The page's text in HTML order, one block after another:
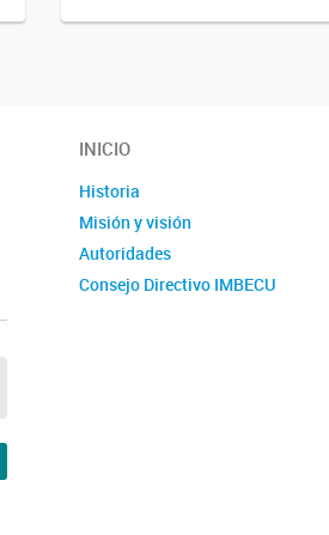
INICIO
Historia
Misión y visión
Autoridades
Consejo Directivo IMBECU